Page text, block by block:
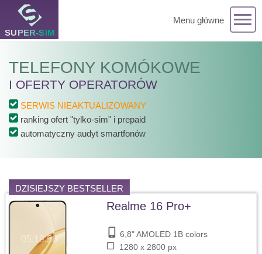
Menu główne
TELEFONY KOMÓKOWE
I OFERTY OPERATORÓW
SERWIS NIEAKTUALIZOWANY
ranking ofert "tylko-sim" i prepaid
automatyczny audyt smartfonów
Realme 16 Pro+
6,8" AMOLED 1B colors
1280 x 2800 px
05:19:57
DZISIEJSZY BESTSELLER